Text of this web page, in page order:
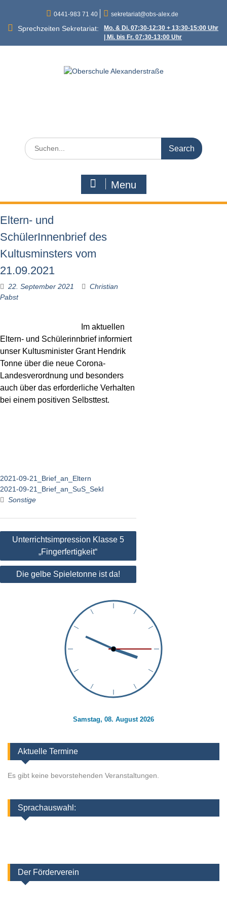
content
0441-983 71 40 sekretariat@obs-alex.de
Sprechzeiten Sekretariat:
Mo. & Di. 07:30-12:30 + 13:30-15:00 Uhr
| Mi. bis Fr. 07:30-13:00 Uhr
Search
for:
Menu
Eltern- und
SchülerInnenbrief des
Kultusminsters vom
21.09.2021
22. September 2021
Christian
Pabst
Im aktuellen
Eltern- und Schülerinnbrief informiert
unser Kultusminister Grant Hendrik
Tonne über die neue Corona-
Landesverordnung und besonders
auch über das erforderliche Verhalten
bei einem positiven Selbsttest.
2021-09-21_Brief_an_Eltern
2021-09-21_Brief_an_SuS_SekI
Sonstige
Beitragsnavigation
Unterrichtsimpression Klasse 5
„Fingerfertigkeit“
Die gelbe Spieletonne ist da!
Samstag, 08. August 2026
Aktuelle Termine
Es gibt keine bevorstehenden Veranstaltungen.
Sprachauswahl:
Der Förderverein